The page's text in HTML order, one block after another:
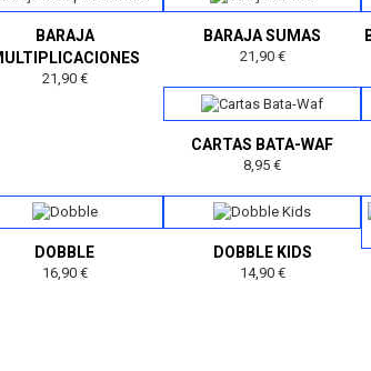
BARAJA
21,90 €
BARAJA SUMAS
21,90 €
CARTAS BATA-WAF
8,95 €
DOBBLE
16,90 €
DOBBLE KIDS
14,90 €